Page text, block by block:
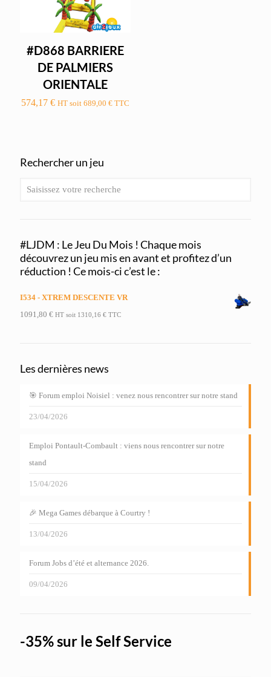
#D868 BARRIERE
DE PALMIERS
ORIENTALE
574,17€ HT soit689,00€ TTC
Rechercher un jeu
#LJDM : Le Jeu Du Mois ! Chaque mois
découvrez un jeu mis en avant et profitez d’un
réduction ! Ce mois-ci c’est le :
I534 - XTREM DESCENTE VR
1091,80 € HT soit 1310,16 € TTC
Les dernières news
🎯 Forum emploi Noisiel : venez nous rencontrer sur notre stand
23/04/2026
Emploi Pontault-Combault : viens nous rencontrer sur notre
stand
15/04/2026
🎉 Mega Games débarque à Courtry !
13/04/2026
Forum Jobs d’été et alternance 2026.
09/04/2026
-35% sur le Self Service